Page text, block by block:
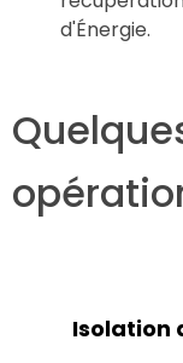
d'Énergie.
Isolation